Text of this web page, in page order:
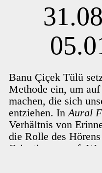
Banu Çiçek Tülü
Methode ein, um
machen, die sich
entziehen. In Aural
Verhältnis von
die Rolle des
Orientierung auf.